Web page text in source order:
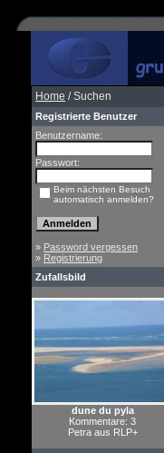
Home / Suchen
Registrierte Benutzer
Benutzername:
Passwort:
Beim nächsten Besuch
automatisch anmelden?
» Password vergessen
» Registrierung
Zufallsbild
dune du pyla
Kommentare: 3
Petra aus RLP+